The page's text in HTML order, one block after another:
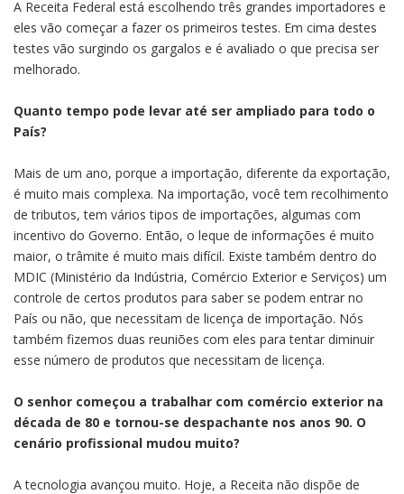
A Receita Federal está escolhendo três grandes importadores e
eles vão começar a fazer os primeiros testes. Em cima destes
testes vão surgindo os gargalos e é avaliado o que precisa ser
melhorado.
Quanto tempo pode levar até ser ampliado para todo o
País?
Mais de um ano, porque a importação, diferente da exportação,
é muito mais complexa. Na importação, você tem recolhimento
de tributos, tem vários tipos de importações, algumas com
incentivo do Governo. Então, o leque de informações é muito
maior, o trâmite é muito mais difícil. Existe também dentro do
MDIC (Ministério da Indústria, Comércio Exterior e Serviços) um
controle de certos produtos para saber se podem entrar no
País ou não, que necessitam de licença de importação. Nós
também fizemos duas reuniões com eles para tentar diminuir
esse número de produtos que necessitam de licença.
O senhor começou a trabalhar com comércio exterior na
década de 80 e tornou-se despachante nos anos 90. O
cenário profissional mudou muito?
A tecnologia avançou muito. Hoje, a Receita não dispõe de